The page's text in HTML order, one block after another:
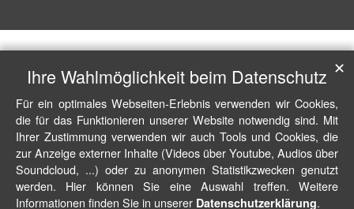
Ihre Wahlmöglichkeit beim Datenschutz
Für ein optimales Webseiten-Erlebnis verwenden wir Cookies,
die für das Funktionieren unserer Website notwendig sind. Mit
Ihrer Zustimmung verwenden wir auch Tools und Cookies, die
zur Anzeige externer Inhalte (Videos über Youtube, Audios über
Soundcloud, ...) oder zu anonymen Statistikzwecken genutzt
werden. Hier können Sie eine Auswahl treffen. Weitere
Informationen finden Sie in unserer Datenschutzerklärung.
✕